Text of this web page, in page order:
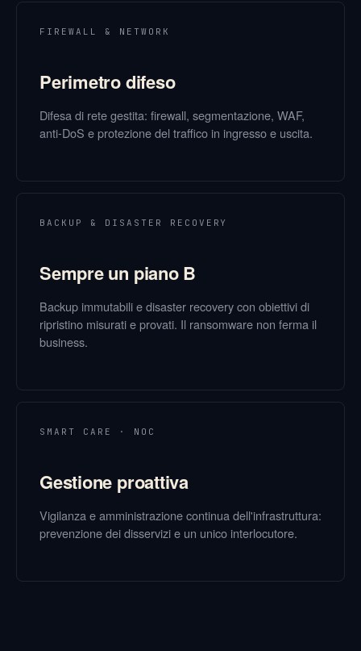
FIREWALL & NETWORK
Perimetro difeso
Difesa di rete gestita: firewall, segmentazione, WAF,
anti-DoS e protezione del traffico in ingresso e uscita.
BACKUP & DISASTER RECOVERY
Sempre un piano B
Backup immutabili e disaster recovery con obiettivi di
ripristino misurati e provati. Il ransomware non ferma il
business.
SMART CARE · NOC
Gestione proattiva
Vigilanza e amministrazione continua dell'infrastruttura:
prevenzione dei disservizi e un unico interlocutore.